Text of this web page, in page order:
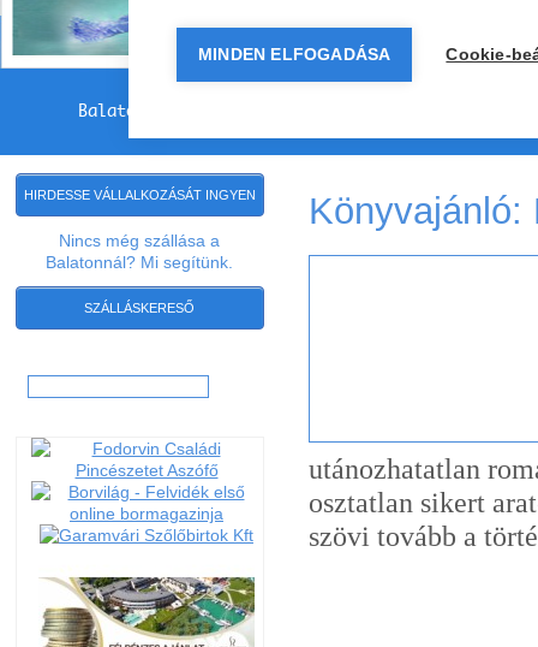
Balatoni programok
Könyvajánló:
utánozhatatlan
osztatlan sikert
szövi tovább a
HIRDESSE VÁLLALKOZÁSÁT INGYEN
Nincs még szállása a
Balatonnál? Mi segítünk.
SZÁLLÁSKERESŐ
MINDEN ELFOGADÁSA Cookie-